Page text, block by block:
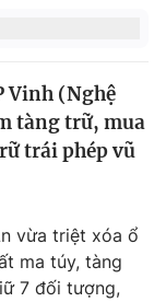
Vinh (Nghệ
tàng trữ, mua
trái phép vũ
vừa triệt xóa ổ
ma túy, tàng
7 đối tượng,